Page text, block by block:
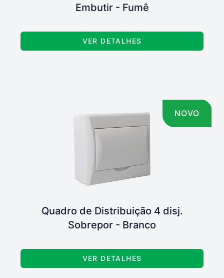
Embutir - Fumê
VER DETALHES
NOVO
Quadro de Distribuição 4 disj.
Sobrepor - Branco
VER DETALHES